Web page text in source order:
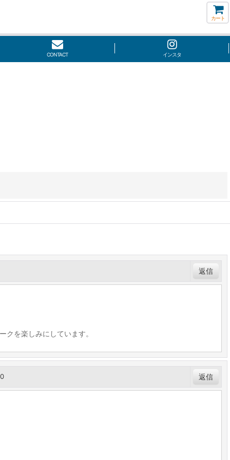
カート
CONTACT インスタ
返信
を楽しみにしています。
返信